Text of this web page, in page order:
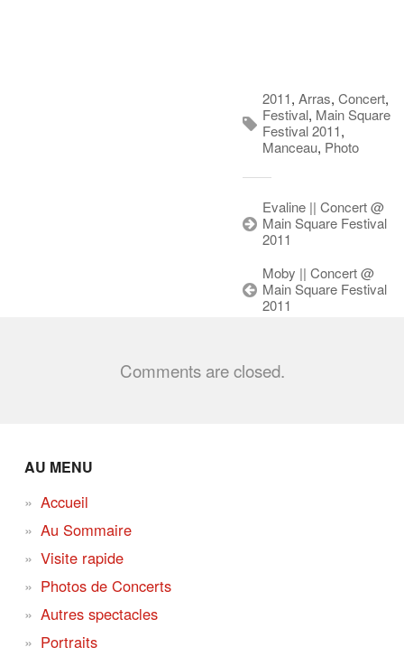
2011, Arras, Concert,
Festival, Main Square
Festival 2011,
Manceau, Photo
Evaline || Concert @
Main Square Festival
2011
Moby || Concert @
Main Square Festival
2011
Comments are closed.
AU MENU
Accueil
Au Sommaire
Visite rapide
Photos de Concerts
Autres spectacles
Portraits